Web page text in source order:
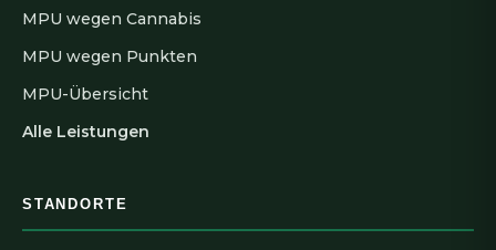
MPU wegen Cannabis
MPU wegen Punkten
MPU-Übersicht
Alle Leistungen
STANDORTE